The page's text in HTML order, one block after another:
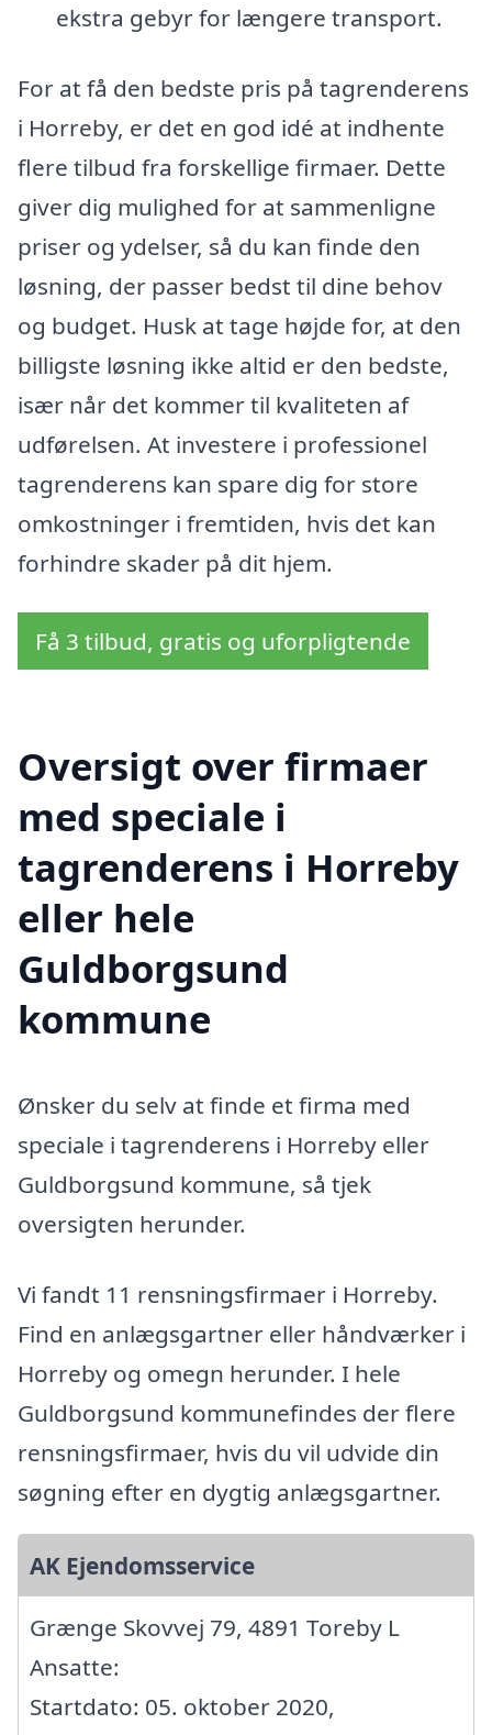
ekstra gebyr for længere transport.
For at få den bedste pris på tagrenderens
i Horreby, er det en god idé at indhente
flere tilbud fra forskellige firmaer. Dette
giver dig mulighed for at sammenligne
priser og ydelser, så du kan finde den
løsning, der passer bedst til dine behov
og budget. Husk at tage højde for, at den
billigste løsning ikke altid er den bedste,
især når det kommer til kvaliteten af
udførelsen. At investere i professionel
tagrenderens kan spare dig for store
omkostninger i fremtiden, hvis det kan
forhindre skader på dit hjem.
Få 3 tilbud, gratis og uforpligtende
Oversigt over firmaer
med speciale i
tagrenderens i Horreby
eller hele
Guldborgsund
kommune
Ønsker du selv at finde et firma med
speciale i tagrenderens i Horreby eller
Guldborgsund kommune, så tjek
oversigten herunder.
Vi fandt 11 rensningsfirmaer i Horreby.
Find en anlægsgartner eller håndværker i
Horreby og omegn herunder. I hele
Guldborgsund kommunefindes der flere
rensningsfirmaer, hvis du vil udvide din
søgning efter en dygtig anlægsgartner.
AK Ejendomsservice
Grænge Skovvej 79, 4891 Toreby L
Ansatte:
Startdato: 05. oktober 2020,